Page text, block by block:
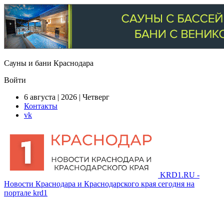
Сауны и бани Краснодара
Войти
6 августа | 2026 | Четверг
Контакты
vk
KRD1.RU -
Новости Краснодара и Краснодарского края сегодня на
портале krd1